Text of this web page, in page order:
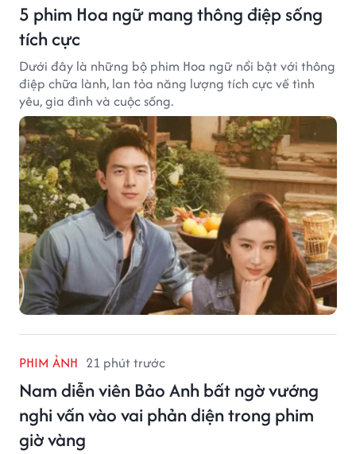
5 phim Hoa ngữ mang thông điệp sống
tích cực
Dưới đây là những bộ phim Hoa ngữ nổi bật với thông
điệp chữa lành, lan tỏa năng lượng tích cực về tình
yêu, gia đình và cuộc sống.
PHIM ẢNH 21 phút trước
Nam diễn viên Bảo Anh bất ngờ vướng
nghi vấn vào vai phản diện trong phim
giờ vàng